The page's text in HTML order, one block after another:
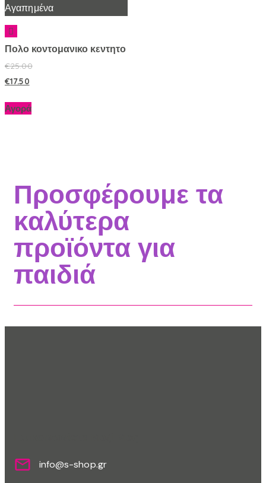
Αγαπημένα
Πολο κοντομανικο κεντητο
€25.00
€17.50
Αγορά
Προσφέρουμε τα
καλύτερα
προϊόντα για
παιδιά
info@s-shop.gr